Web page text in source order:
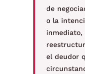
de
o la
inmediato,
el deudor